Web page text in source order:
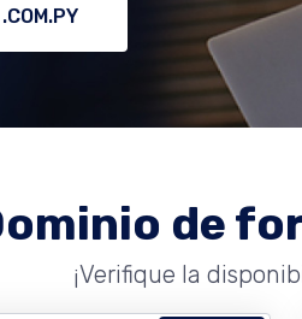
de
¡Verifique la